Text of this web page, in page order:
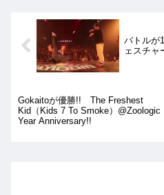
バトルが
ェスチャ
Gokaitoが優勝!! The Freshest
Kid（Kids 7 To Smoke）@Zoologic
Year Anniversary!!